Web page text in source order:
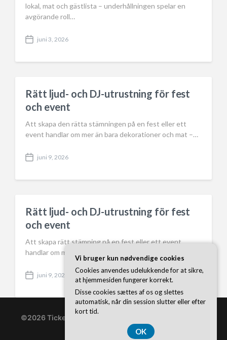
lokal, mat och gästlista – underhållningen spelar en
avgörande roll…
P
s
a
t
e
juni 3, 2026
Rätt ljud- och DJ-utrustning för fest
och event
Att skapa den rätta stämningen på en fest eller ett
event handlar om mer än bara dekorationer och mat –…
P
s
a
t
e
juni 9, 2026
Rätt ljud- och DJ-utrustning för fest
och event
Att skapa rätt stämning på en fest eller ett event
handlar om mer än bara dekorationer och mat – ljudet…
P
s
d
juni 9, 2026
©2026 Ticketonline.se
WordPress Themes
Vi bruger kun nødvendige cookies
Cookies anvendes udelukkende for at sikre,
at hjemmesiden fungerer korrekt.
Disse cookies sættes af os og slettes
automatisk, når din session slutter eller efter
kort tid.
OK